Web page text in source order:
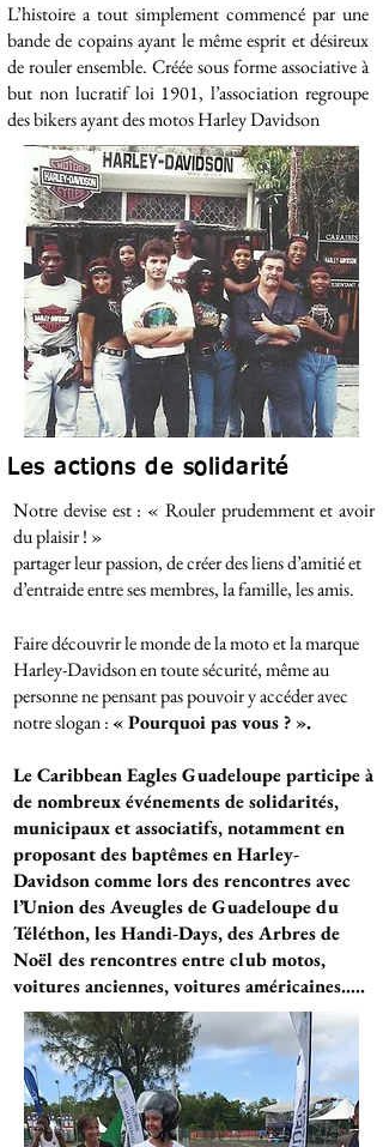
L’histoire a tout simplement commencé par une
bande de copains ayant le même esprit et désireux
de rouler ensemble. Créée sous forme associative à
but non lucratif loi 1901, l’association regroupe
des bikers ayant des motos Harley Davidson
Les actions de solidarité
Notre devise est : « Rouler prudemment et avoir
du plaisir ! »
partager leur passion, de créer des liens d’amitié et
d’entraide entre ses membres, la famille, les amis.
Faire découvrir le monde de la moto et la marque
Harley-Davidson en toute sécurité, même au
personne ne pensant pas pouvoir y accéder avec
notre slogan :« Pourquoi pas vous ? ».
Le Caribbean Eagles Guadeloupe participe à
de nombreux événements de solidarités,
municipaux et associatifs, notamment en
proposant des baptêmes en Harley-
Davidson comme lors des rencontres avec
l’Union des Aveugles de Guadeloupe du
Téléthon, les Handi-Days, des Arbres de
Noël des rencontres entre club motos,
voitures anciennes, voitures américaines…..